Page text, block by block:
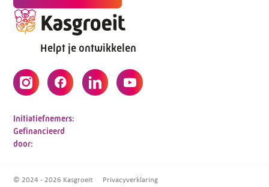
Helpt je ontwikkelen
Initiatiefnemers:
Gefinancieerd
door:
© 2024 - 2026 Kasgroeit Privacyverklaring